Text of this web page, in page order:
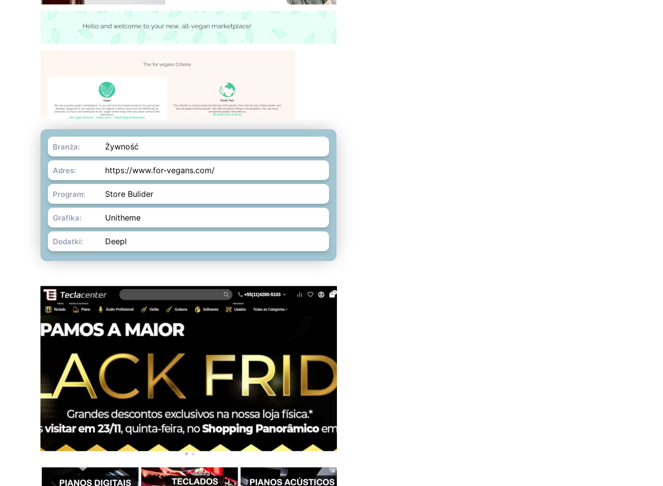
Branża: Żywność
Adres: https://www.for-vegans.com/
Program: Store Bulider
Grafika: Unitheme
Dodatki: Deepl